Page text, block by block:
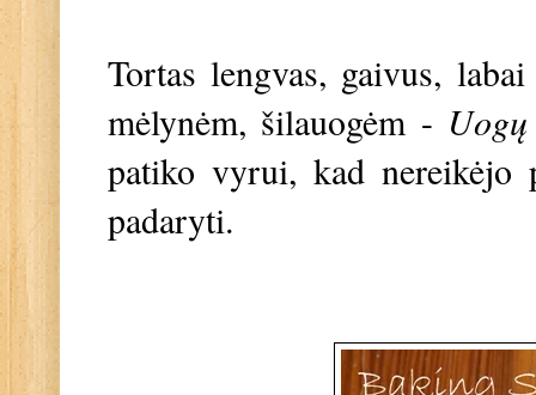
Tortas lengvas, gaivus,
mėlynėm, šilauogėm -
patiko vyrui, kad
padaryti.